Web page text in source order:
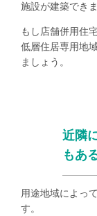
施設が建築できま
もし店舗併用住
低層住居専用地
ましょう。
近隣
もあ
用途地域によっ
す。